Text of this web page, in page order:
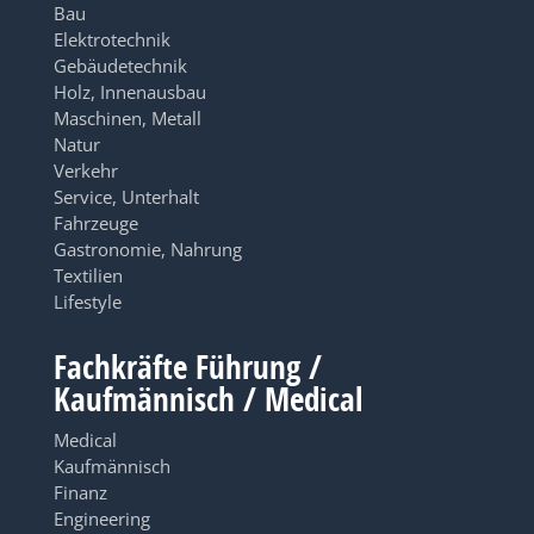
Bau
Elektrotechnik
Gebäudetechnik
Holz, Innenausbau
Maschinen, Metall
Natur
Verkehr
Service, Unterhalt
Fahrzeuge
Gastronomie, Nahrung
Textilien
Lifestyle
Fachkräfte Führung /
Kaufmännisch / Medical
Medical
Kaufmännisch
Finanz
Engineering